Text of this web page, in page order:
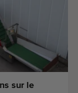
sur le